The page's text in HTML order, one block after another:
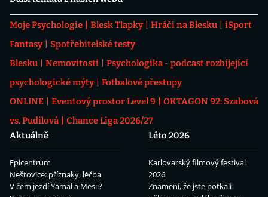
Moje Psychologie Blesk Tlapky Hráči na Blesku
iSport
Fantasy
Spotřebitelské testy
Blesku
Nemovitosti
Psychologika - podcast rozbíjející
psychologické mýty
Fotbalové přestupy
ONLINE
Eventový prostor Level 9
OKTAGON 92: Szabová
vs. Pudilová
Chance Liga 2026/27
Aktuálně
Epicentrum
Neštovice: příznaky, léčba
V čem jezdí Yamal a Mesii?
Léto 2026
Karlovarský filmový festival
2026
Znamení, že jste potkali